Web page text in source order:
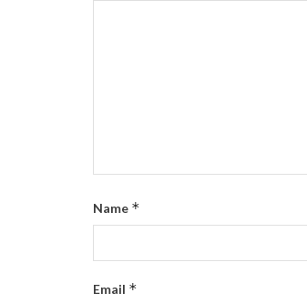
Name *
Email *